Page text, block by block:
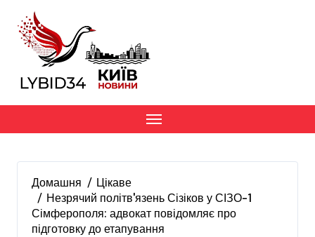
вмісту
Домашня
Цікаве
Незрячий політвʼязень Сізіков у СІЗО-1
Сімферополя: адвокат повідомляє про
підготовку до етапування